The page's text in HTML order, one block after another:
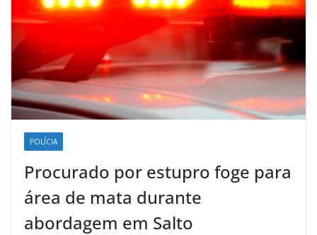
POLÍCIA
Procurado por estupro foge para
área de mata durante
abordagem em Salto